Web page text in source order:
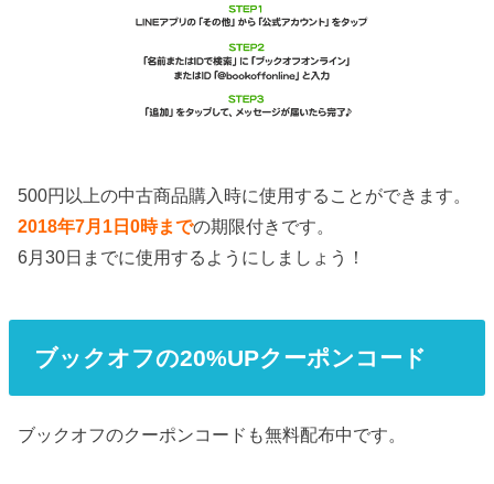
500円以上の中古商品購入時に使用することができます。
2018年7月1日0時までの期限付きです。
6月30日までに使用するようにしましょう！
ブックオフの20%UPクーポンコード
ブックオフのクーポンコードも無料配布中です。